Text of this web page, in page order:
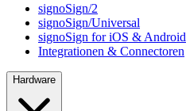
signoSign/2
signoSign/Universal
signoSign for iOS & Android
Integrationen & Connectoren
Hardware